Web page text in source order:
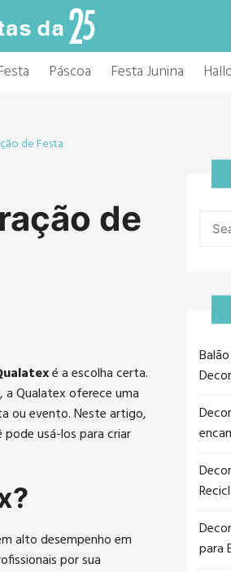
Páscoa Festa Junina
de Festa
de
é a escolha certa.
a Qualatex oferece uma
ou evento. Neste artigo,
usá-los para criar
alto desempenho em
por sua
para